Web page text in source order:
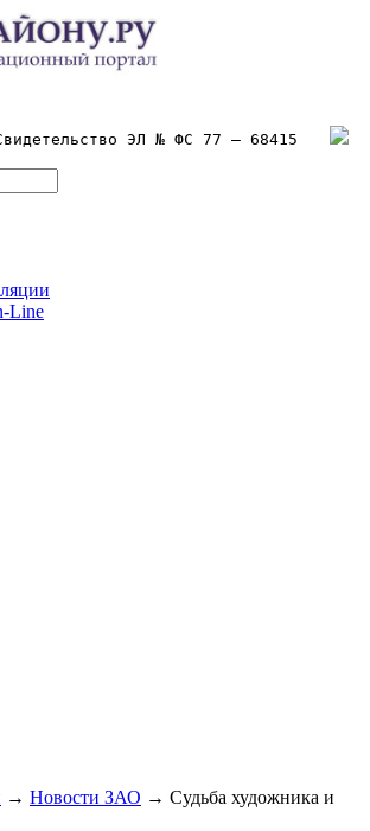
ЭЛ № ФС 77 – 68415
Line
→ Новости ЗАО → Судьба художника и